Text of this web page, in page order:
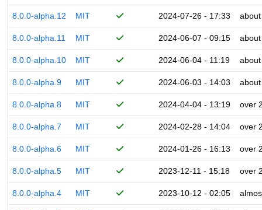
8.0.0-alpha.12 MIT 2024-07-26 - 17:33
8.0.0-alpha.11 MIT 2024-06-07 - 09:15
8.0.0-alpha.10 MIT 2024-06-04 - 11:19
8.0.0-alpha.9 MIT 2024-06-03 - 14:03
8.0.0-alpha.8 MIT 2024-04-04 - 13:19 over
8.0.0-alpha.7 MIT 2024-02-28 - 14:04 over
8.0.0-alpha.6 MIT 2024-01-26 - 16:13 over
8.0.0-alpha.5 MIT 2023-12-11 - 15:18 over
8.0.0-alpha.4 MIT 2023-10-12 - 02:05